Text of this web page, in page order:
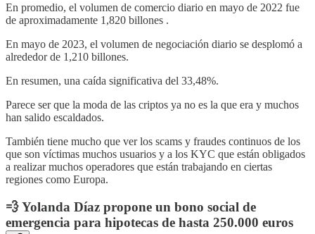
En promedio, el volumen de comercio diario en mayo de 2022 fue
de aproximadamente 1,820 billones .
En mayo de 2023, el volumen de negociación diario se desplomó a
alrededor de 1,210 billones.
En resumen, una caída significativa del 33,48%.
Parece ser que la moda de las criptos ya no es la que era y muchos
han salido escaldados.
También tiene mucho que ver los scams y fraudes continuos de los
que son víctimas muchos usuarios y a los KYC que están obligados
a realizar muchos operadores que están trabajando en ciertas
regiones como Europa.
💨 Yolanda Díaz propone un bono social de
emergencia para hipotecas de hasta 250.000 euros